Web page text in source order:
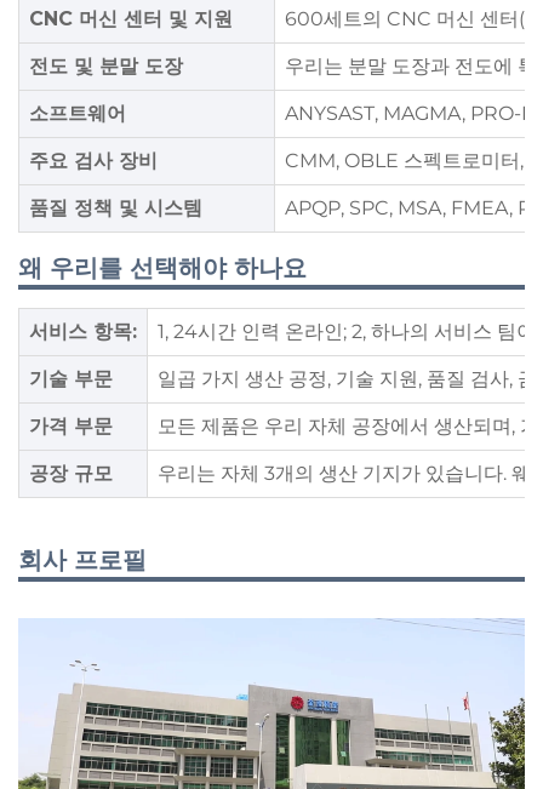
CNC 머신 센터 및 지원 600세트의 CNC 머신 센터(
전도 및 분말 도장 우리는 분말 도장과 전도에
소프트웨어 ANYSAST, MAGMA, PRO-
주요 검사 장비 CMM, OBLE 스펙트로미터,
품질 정책 및 시스템 APQP, SPC, MSA, FMEA,
왜 우리를 선택해야 하나요
서비스 항목: 1, 24시간 인력 온라인; 2, 하나의 서비스 팀
기술 부문 일곱 가지 생산 공정, 기술 지원, 품질 검사,
가격 부문 모든 제품은 우리 자체 공장에서 생산되며,
공장 규모 우리는 자체 3개의 생산 기지가 있습니다.
회사 프로필